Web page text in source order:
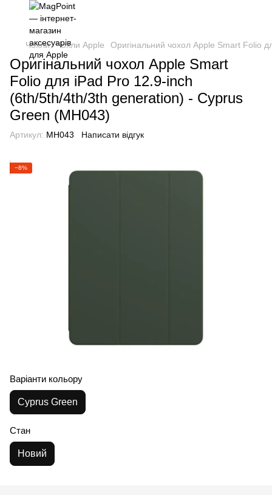
Чохли Чохли Apple Оригінальний чохол Apple Smart Folio
Оригінальний чохол Apple Smart
Folio для iPad Pro 12.9-inch
(6th/5th/4th/3th generation) - Cyprus
Green (MH043)
Артикул: MH043 Написати відгук
−8%
Варіанти кольору
Cyprus Green
Стан
Новий